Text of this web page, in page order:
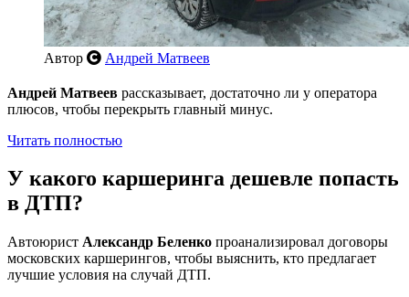
Автор Андрей Матвеев
Андрей Матвеев рассказывает, достаточно ли у оператора
плюсов, чтобы перекрыть главный минус.
Читать полностью
У какого каршеринга дешевле попасть
в ДТП?
Автоюрист Александр Беленко проанализировал договоры
московских каршерингов, чтобы выяснить, кто предлагает
лучшие условия на случай ДТП.